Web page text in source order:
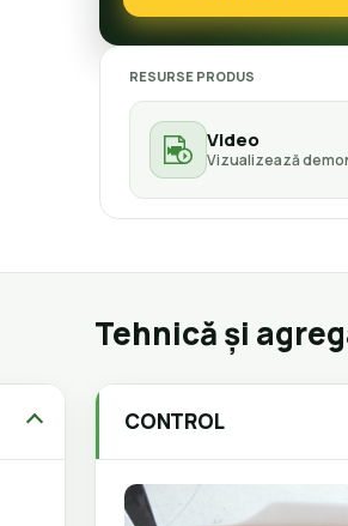
RESURSE PRODUS
Video
Vizualizează
Tehnică și
CONTROL